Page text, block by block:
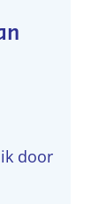
door